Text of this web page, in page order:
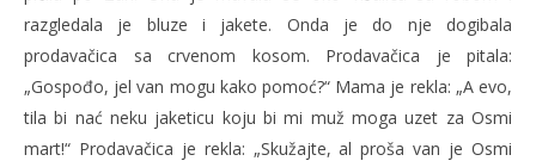
razgledala je bluze i jakete. Onda je do nje dogibala
prodavačica sa crvenom kosom. Prodavačica je pitala:
„Gospođo, jel van mogu kako pomoć?“ Mama je rekla: „A evo,
tila bi nać neku jaketicu koju bi mi muž moga uzet za Osmi
mart!“ Prodavačica je rekla: „Skužajte, al proša van je Osmi